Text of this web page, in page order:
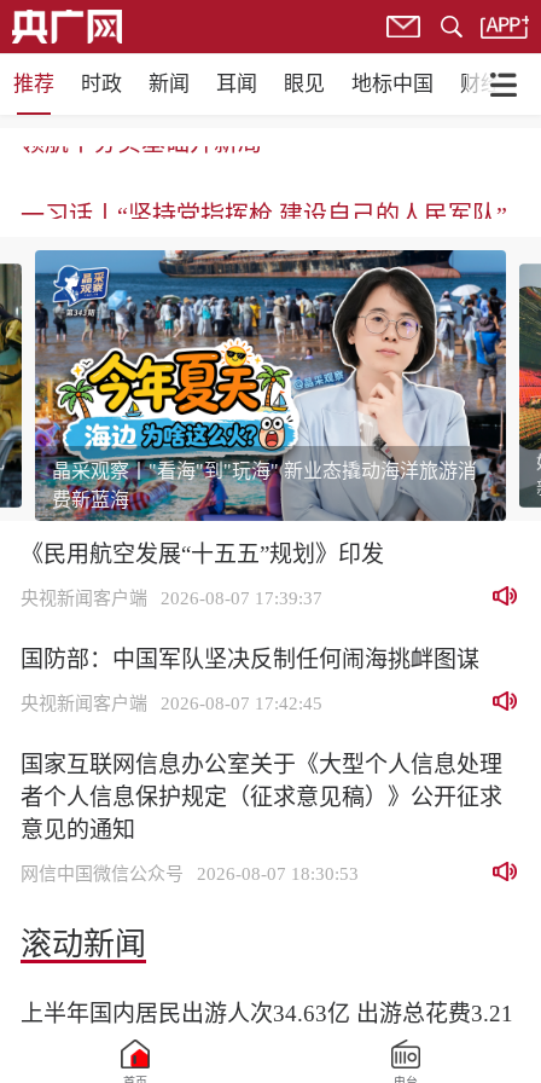
推荐 时政 新闻 耳闻 眼见 地标中国 财经
领航丨夯实基础开新局
晶采观察丨"看海"到"玩海" 新业态撬动海洋旅游消
费新蓝海
《民用航空发展“十五五”规划》印发
央视新闻客户端 2026-08-07 17:39:37
国防部：中国军队坚决反制任何闹海挑衅图谋
央视新闻客户端 2026-08-07 17:42:45
国家互联网信息办公室关于《大型个人信息处理
者个人信息保护规定（征求意见稿）》公开征求
意见的通知
网信中国微信公众号 2026-08-07 18:30:53
滚动新闻
上半年国内居民出游人次34.63亿 出游总花费3.21